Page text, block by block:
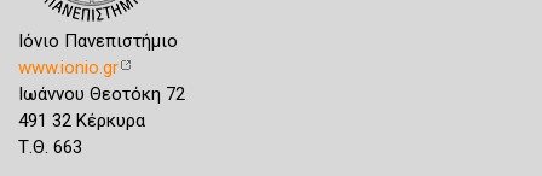
Ιόνιο Πανεπιστήμιο
www.ionio.gr
Ιωάννου Θεοτόκη 72
491 32 Κέρκυρα
Τ.Θ. 663